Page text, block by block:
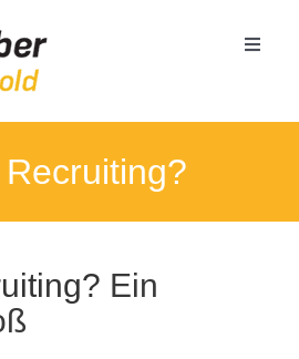
Toggle
Ein